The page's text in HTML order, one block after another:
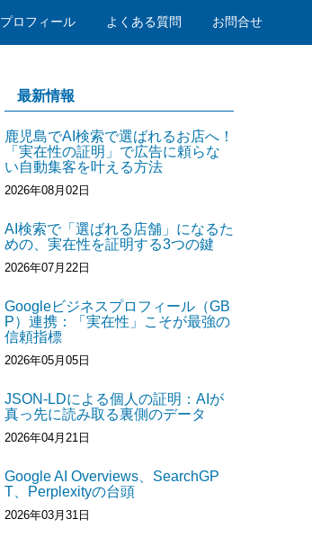
プロフィール よくある質問 お問合せ
最新情報
鹿児島でAI検索で選ばれるお店へ！
「実在性の証明」で広告に頼らな
い自動集客を叶える方法
2026年08月02日
AI検索で「選ばれる店舗」になるた
めの、実在性を証明する3つの鍵
2026年07月22日
Googleビジネスプロフィール（GB
P）連携：「実在性」こそが最強の
信頼指標
2026年05月05日
JSON-LDによる個人の証明：AIが
真っ先に読み取る裏側のデータ
2026年04月21日
Google AI Overviews、SearchGP
T、Perplexityの台頭
2026年03月31日